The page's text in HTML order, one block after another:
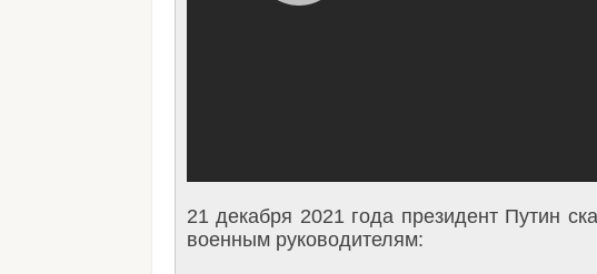
21 декабря 2021 года президент Путин
военным руководителям: